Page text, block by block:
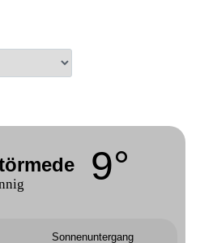
9°
Sonnenuntergang